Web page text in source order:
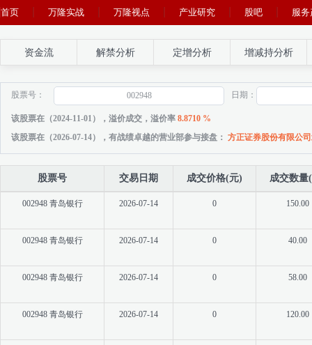
首页 万隆实战 万隆视点 产业研究 股吧 服
资金流 解禁分析 定增分析 增减持分析
股票号： 日期：
该股票在（2024-11-01），溢价成交，溢价率 8.8710 %
该股票在（2026-07-14），有战绩卓越的营业部参与接盘： 方正证券股份有限公
股票号 交易日期 成交价格(元) 成交数量
002948 青岛银行 2026-07-14 0 150.00
002948 青岛银行 2026-07-14 0 40.00
002948 青岛银行 2026-07-14 0 58.00
002948 青岛银行 2026-07-14 0 120.00